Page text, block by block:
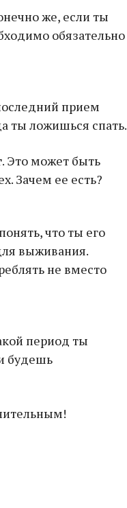
же, если ты
обязательно
прием
ты ложишься спать.
. Это может быть
Зачем ее есть?
что ты его
выживания.
не вместо
период ты
будешь